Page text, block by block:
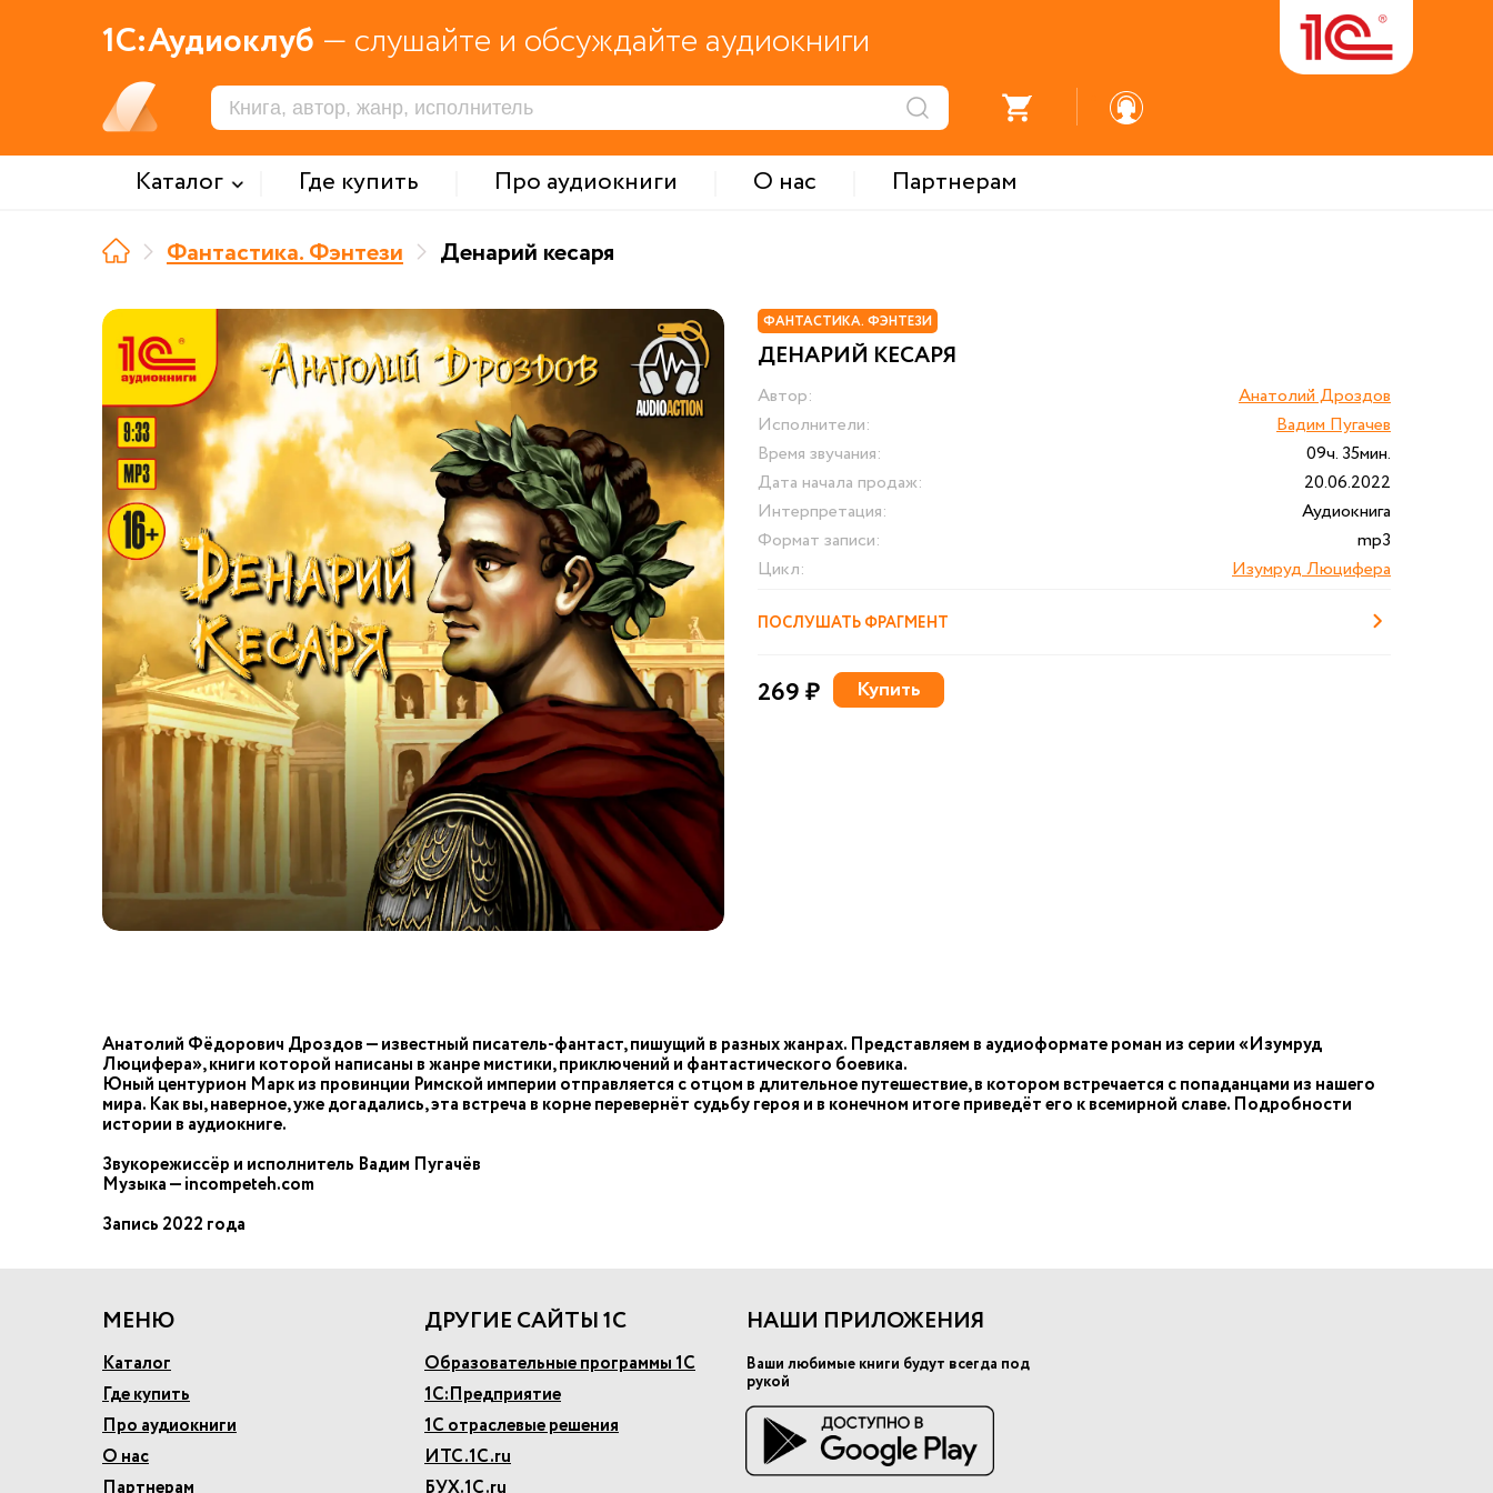
1С:Аудиоклуб — слушайте и обсуждайте аудиокниги
Каталог Где купить Про аудиокниги О нас
Партнерам
Фантастика. Фэнтези
Денарий кесаря
ФАНТАСТИКА. ФЭНТЕЗИ
ДЕНАРИЙ КЕСАРЯ
Автор:
Анатолий Дроздов
Исполнители:
Вадим Пугачев
Время звучания:
09ч. 35мин.
Дата начала продаж:
20.06.2022
Интерпретация:
Аудиокнига
Формат записи:
mp3
Цикл:
Изумруд Люцифера
ПОСЛУШАТЬ ФРАГМЕНТ
269 ₽ Купить
Анатолий Фёдорович Дроздов — известный писатель-фантаст, пишущий в разных жанрах. Представляем в аудиоформате роман из серии «Изумруд
Люцифера», книги которой написаны в жанре мистики, приключений и фантастического боевика.
Юный центурион Марк из провинции Римской империи отправляется с отцом в длительное путешествие, в котором встречается с попаданцами из нашего
мира. Как вы, наверное, уже догадались, эта встреча в корне перевернёт судьбу героя и в конечном итоге приведёт его к всемирной славе. Подробности
истории в аудиокниге.
Звукорежиссёр и исполнитель Вадим Пугачёв
Музыка — incompeteh.com
Запись 2022 года
МЕНЮ
Каталог
Где купить
Про аудиокниги
О нас
ДРУГИЕ САЙТЫ 1С
Образовательные программы 1С
1С:Предприятие
1С отраслевые решения
ИТС.1С.ru
НАШИ ПРИЛОЖЕНИЯ
Ваши любимые книги будут всегда под
рукой